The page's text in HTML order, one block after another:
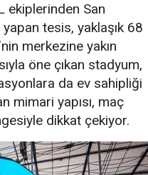
ekiplerinden San
tesis, yaklaşık 68
merkezine yakın
öne çıkan stadyum,
da ev sahipliği
mimari yapısı, maç
dikkat çekiyor.